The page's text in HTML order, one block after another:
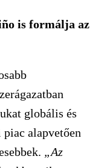
is formálja az
globális és
alapvetően
„Az